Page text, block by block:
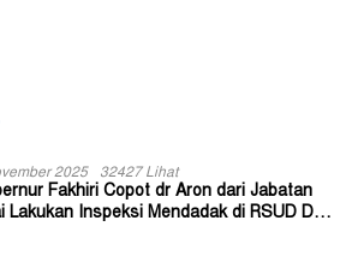
2025 32427 Lihat
Fakhiri Copot dr Aron dari Jabatan
Lakukan Inspeksi Mendadak di RSUD Dok